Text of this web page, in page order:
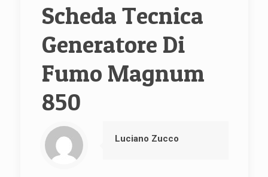
Scheda Tecnica
Generatore Di
Fumo Magnum
850
Luciano Zucco